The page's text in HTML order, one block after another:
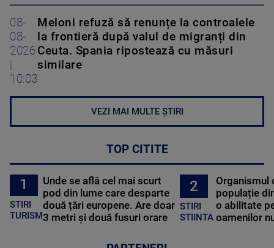
08-
08-
2026
10:03
Meloni refuză să renunțe la controalele
la frontieră după valul de migranți din
Ceuta. Spania ripostează cu măsuri
similare
VEZI MAI MULTE ȘTIRI
TOP CITITE
1
STIRI
TURISM
Unde se află cel mai scurt
pod din lume care desparte
două țări europene. Are doar
3 metri și două fusuri orare
2
STIRI
STIINTA
Organismul
populație
o abilitate
oamenilor